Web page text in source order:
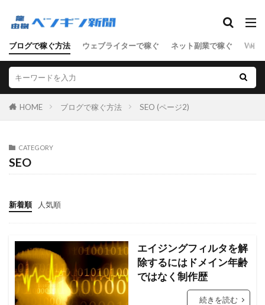
ブログで稼ぐ方法 ウェブライターで稼ぐ ネット副業で稼ぐ WEB
HOME ブログで稼ぐ方法 SEO (ページ2)
CATEGORY
SEO
新着順 人気順
エイジングフィルタを解
除するにはドメイン年齢
ではなく制作歴
続きを読む
SEO
ASP D2C SEO
SNSマーケティング
アクセス数
サーバ
セールスライティング
せどり
ワードプレス中級者
上級者
中級者
女性向けアフィリエイト
検索